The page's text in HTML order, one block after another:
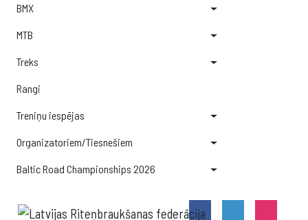
BMX
MTB
Treks
Rangi
Treniņu iespējas
Organizatoriem/Tiesnešiem
Baltic Road Championships 2026